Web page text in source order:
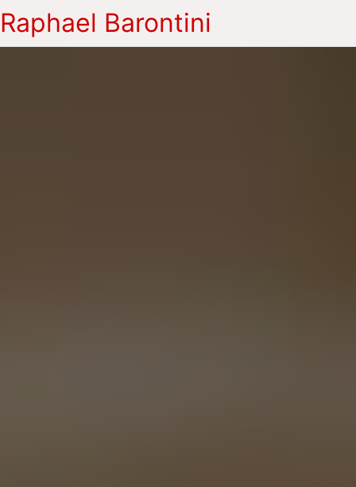
Raphael Barontini